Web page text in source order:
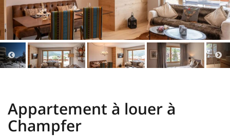
Appartement à louer à
Champfer